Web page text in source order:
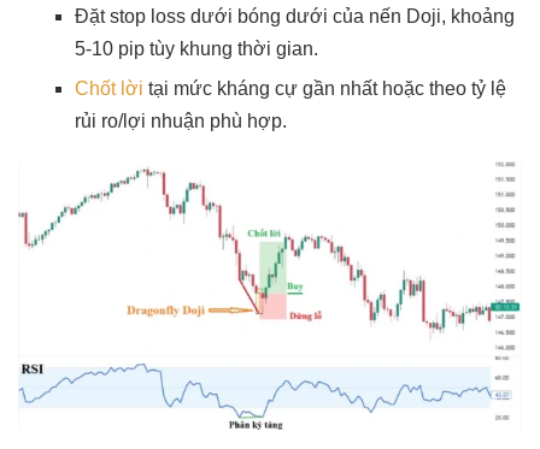
Đặt stop loss dưới bóng dưới của nến Doji, khoảng
5-10 pip tùy khung thời gian.
Chốt lời tại mức kháng cự gần nhất hoặc theo tỷ lệ
rủi ro/lợi nhuận phù hợp.